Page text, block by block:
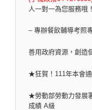
人一對一為您服務哦！
– 專辦餐飲輔導考照
善用政府資源，創造
★狂賀！111年本會
★勞動部勞動力發展
成績 A級